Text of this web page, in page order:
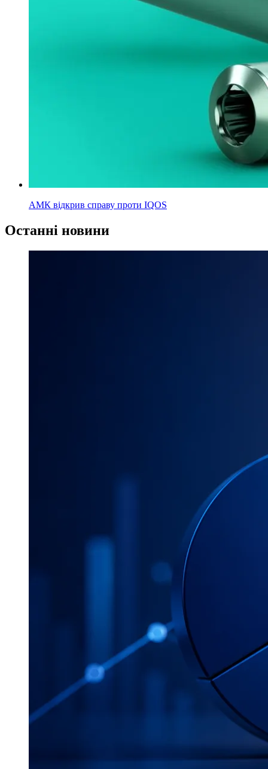
АМК відкрив справу проти IQOS
Останні новини